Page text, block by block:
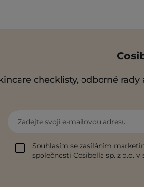
checklisty, odborné
Zadejte svoji e-mailovou adresu
Souhlasím se zasíláním
společností Cosibella sp. z o.o. v